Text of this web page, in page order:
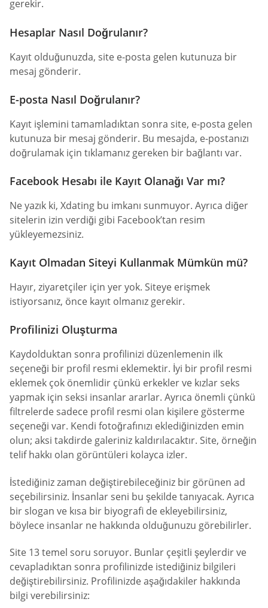
gerekir.
Hesaplar Nasıl Doğrulanır?
Kayıt olduğunuzda, site e-posta gelen kutunuza bir
mesaj gönderir.
E-posta Nasıl Doğrulanır?
Kayıt işlemini tamamladıktan sonra site, e-posta gelen
kutunuza bir mesaj gönderir. Bu mesajda, e-postanızı
doğrulamak için tıklamanız gereken bir bağlantı var.
Facebook Hesabı ile Kayıt Olanağı Var mı?
Ne yazık ki, Xdating bu imkanı sunmuyor. Ayrıca diğer
sitelerin izin verdiği gibi Facebook’tan resim
yükleyemezsiniz.
Kayıt Olmadan Siteyi Kullanmak Mümkün mü?
Hayır, ziyaretçiler için yer yok. Siteye erişmek
istiyorsanız, önce kayıt olmanız gerekir.
Profilinizi Oluşturma
Kaydolduktan sonra profilinizi düzenlemenin ilk
seçeneği bir profil resmi eklemektir. İyi bir profil resmi
eklemek çok önemlidir çünkü erkekler ve kızlar seks
yapmak için seksi insanlar ararlar. Ayrıca önemli çünkü
filtrelerde sadece profil resmi olan kişilere gösterme
seçeneği var. Kendi fotoğrafınızı eklediğinizden emin
olun; aksi takdirde galeriniz kaldırılacaktır. Site, örneğin
telif hakkı olan görüntüleri kolayca izler.
İstediğiniz zaman değiştirebileceğiniz bir görünen ad
seçebilirsiniz. İnsanlar seni bu şekilde tanıyacak. Ayrıca
bir slogan ve kısa bir biyografi de ekleyebilirsiniz,
böylece insanlar ne hakkında olduğunuzu görebilirler.
Site 13 temel soru soruyor. Bunlar çeşitli şeylerdir ve
cevapladıktan sonra profilinizde istediğiniz bilgileri
değiştirebilirsiniz. Profilinizde aşağıdakiler hakkında
bilgi verebilirsiniz: